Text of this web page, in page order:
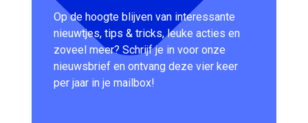
Op de hoogte blijven van interessante
nieuwtjes, tips & tricks, leuke acties en
zoveel meer? Schrijf je in voor onze
nieuwsbrief en ontvang deze vier keer
per jaar in je mailbox!